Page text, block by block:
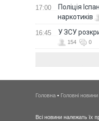
17:00
Поліція
наркотиків
16:45 У ЗСУ
154 0
Головна • Головні новини
Всі новини належать їх